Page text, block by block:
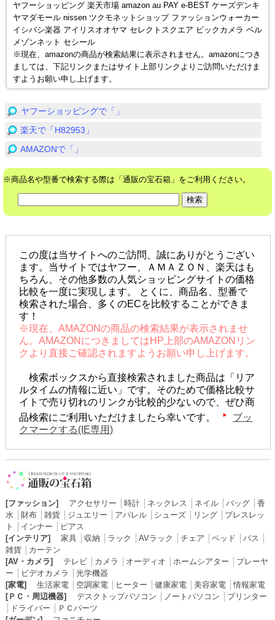
ヤフーショッピング 楽天市場 amazon au PAY e-BEST ケーズデンキ
ヤマダモール nissen ツクモネットショップ ファッションウォーカー
イシバシ楽器 アイリスオオヤマ セレクトスクエア ビックカメラ ベル
メゾンネット セシール
※現在、amazonの商品が検索結果に表示されません。amazonにつき
ましては、下記リンクまたはサイト上部リンクよりご訪問いただけま
すようお願い申し上げます。
ヤフーショッピングで「」
楽天で「H82953」
AMAZONで「」
※商品名や型番で検索する際は「通販の宝石箱」をご利用ください。
この度は当サイトへのご訪問、誠にありがとうござい
ます。当サイトではヤフー、ＡＭＡＺＯＮ、楽天はも
ちろん、その他多数の人気ショッピングサイトの価格
比較を一度に実現します。 とくに、商品名、型番で
検索された場合、多くのECを比較することができま
す！
※現在、AMAZONの商品の検索結果が表示されませ
ん。AMAZONにつきましてはHP上部のAMAZONリン
クより直接ご確認されますようお願い申し上げます。
検索ボックスから直接検索されました商品は「リア
ルタイムの情報に近い」です。そのためで価格比較サ
イトで売り切れのリンクが比較的少ないので、ぜひ商
品検索にご利用いただけましたら幸いです。
ブッ
クマークする(IE専用)
[ファッション] アクセサリー 時計│ ネックレス ネイル│ バッグ│ 香
水
財布│ 雑貨│ ジュエリー アパレル│ シューズ│ リング│ ブレスレッ
ト
インナー
ピアス
[インテリア]
家具│ 収納 ラック AVラック チェア ベッド バス
雑貨│ カーテン
[AV・カメラ]
テレビ│ カメラ オーディオ ホームシアター
プレーヤ
ー
ビデオカメラ
光学機器
[家電]
生活家電│ 空調家電│ ヒーター 健康家電│ 美容家電│情報家電
[ＰＣ・周辺機器]
デスクトップパソコン ノートパソコン
プリンター
ドライバー
ＰＣパーツ